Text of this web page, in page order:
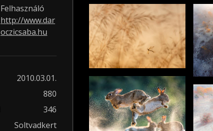
Felhasználó
http://www.dar
oczicsaba.hu
2010.03.01.
880
346
Soltvadkert